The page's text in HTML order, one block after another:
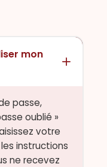
mon
passe,
oublié »
votre
instructions
ne recevez